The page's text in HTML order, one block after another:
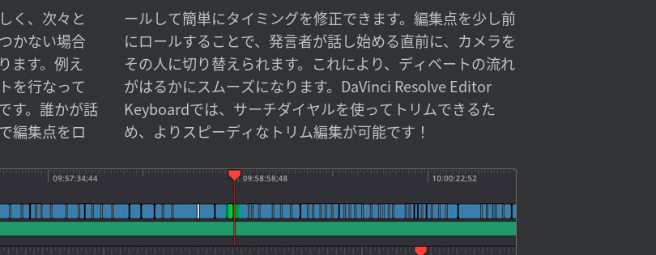
く、次々と
かない場合
ます。例え
を行なって
す。誰かが話
編集点をロ
点を少し前
、カメラを
ートの流れ
Editor
ムできるた
め、よりスピーディなトリム編集が可能です！